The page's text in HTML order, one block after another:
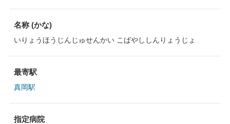
名称 (かな)
いりょうほうじんじゅせんかい こばやししんりょうじょ
最寄駅
真岡駅
指定病院